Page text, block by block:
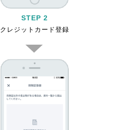
STEP 2
クレジットカード登録